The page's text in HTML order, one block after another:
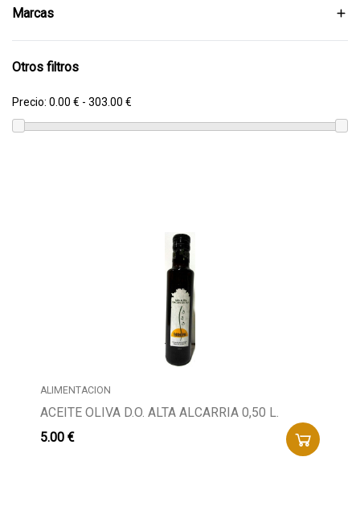
Marcas
Otros filtros
Precio: 0.00 € - 303.00 €
ALIMENTACION
ACEITE OLIVA D.O. ALTA ALCARRIA 0,50 L.
5.00 €